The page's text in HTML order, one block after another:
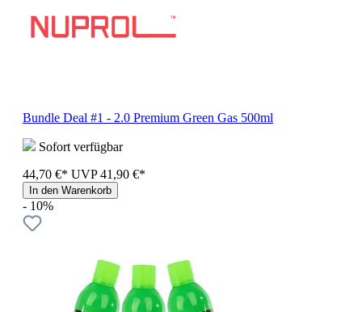
Bundle Deal #1 - 2.0 Premium Green Gas 500ml
Sofort verfügbar
44,70 €* UVP 41,90 €*
In den Warenkorb
- 10%